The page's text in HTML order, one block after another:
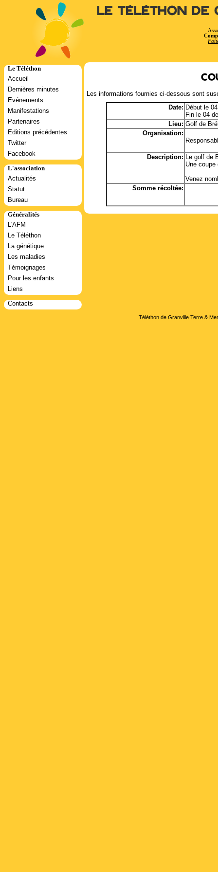
Le Téléthon de
Le Téléthon
Accueil
Dernières minutes
Evénements
Manifestations
Partenaires
Editions précédentes
Twitter
Facebook
L'association
Actualités
Statut
Bureau
Généralités
L'AFM
Le Téléthon
La génétique
Les maladies
Témoignages
Pour les enfants
Liens
Contacts
Les informations fournies ci-dessous sont
Date: Début le
Fin le 04
Lieu: Golf de
Organisation:
Description: Le golf de
Une coupe
Venez
Somme récoltée:
Téléthon de Granville Terre &